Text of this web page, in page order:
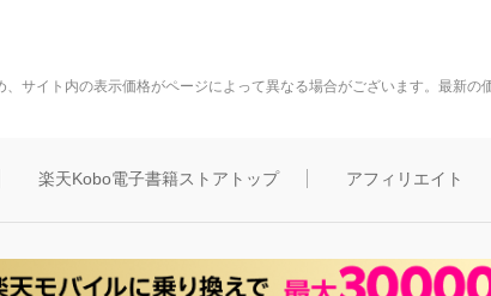
サイト内の表示価格がページによって異なる場合がございます。最新の
楽天Kobo電子書籍ストアトップ アフィリエイト